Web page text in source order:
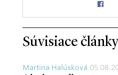
Súvisiace články
Martina Halúsková